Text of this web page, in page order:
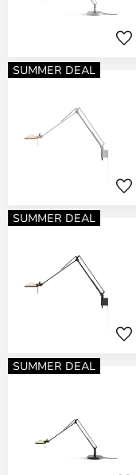
SUMMER DEAL
SUMMER DEAL
SUMMER DEAL